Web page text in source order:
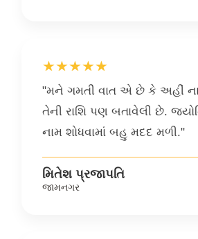
★★★★★
"મને ગમતી વાત એ છે કે અહીં
તેની રાશિ પણ બતાવેલી છે.
નામ શોધવામાં બહુ મદદ મળી."
મિતેશ પ્રજાપતિ
જામનગર